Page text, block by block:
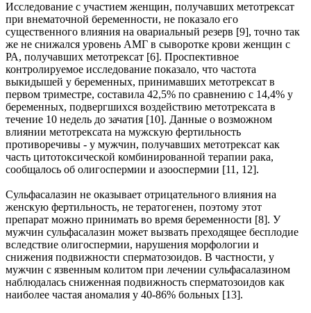
Исследование с участием женщин, получавших метотрексат
при внематочной беременности, не показало его
существенного влияния на овариальный резерв [9], точно так
же не снижался уровень АМГ в сыворотке крови женщин с
РА, получавших метотрексат [6]. Проспективное
контролируемое исследование показало, что частота
выкидышей у беременных, принимавших метотрексат в
первом триместре, составила 42,5% по сравнению с 14,4% у
беременных, подвергшихся воздействию метотрексата в
течение 10 недель до зачатия [10]. Данные о возможном
влиянии метотрексата на мужскую фертильность
противоречивы - у мужчин, получавших метотрексат как
часть цитотоксической комбинированной терапии рака,
сообщалось об олигоспермии и азооспермии [11, 12].
Сульфасалазин не оказывает отрицательного влияния на
женскую фертильность, не тератогенен, поэтому этот
препарат можно принимать во время беременности [8]. У
мужчин сульфасалазин может вызвать преходящее бесплодие
вследствие олигоспермии, нарушения морфологии и
снижения подвижности сперматозоидов. В частности, у
мужчин с язвенным колитом при лечении сульфасалазином
наблюдалась сниженная подвижность сперматозоидов как
наиболее частая аномалия у 40-86% больных [13].